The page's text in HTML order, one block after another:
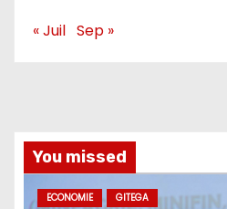
« Juil Sep »
You missed
ECONOMIE GITEGA